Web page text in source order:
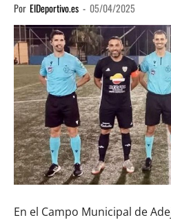
Por ElDeportivo.es - 05/04/2025
En el Campo Municipal de